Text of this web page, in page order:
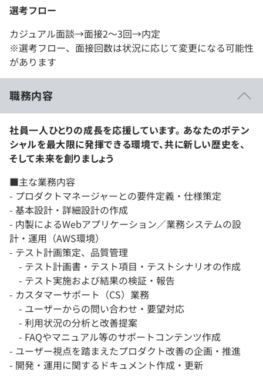
選考フロー
カジュアル面談→面接2～3回→内定
※選考フロー、面接回数は状況に応じて変更になる可能性
があります
職務内容
社員一人ひとりの成⻑を応援しています。 あなたのポテン
シャルを最大限に発揮できる環境で、共に新しい歴史を、
そして未来を創りましょう
■主な業務内容
- プロダクトマネージャーとの要件定義・仕様策定
- 基本設計・詳細設計の作成
- 内製によるWebアプリケーション／業務システムの設
計・運用（AWS環境）
- テスト計画策定、品質管理
- テスト計画書・テスト項目・テストシナリオの作成
- テスト実施および結果の検証・報告
- カスタマーサポート（CS）業務
- ユーザーからの問い合わせ・要望対応
- 利用状況の分析と改善提案
- FAQやマニュアル等のサポートコンテンツ作成
- ユーザー視点を踏まえたプロダクト改善の企画・推進
- 開発・運用に関するドキュメント作成・更新